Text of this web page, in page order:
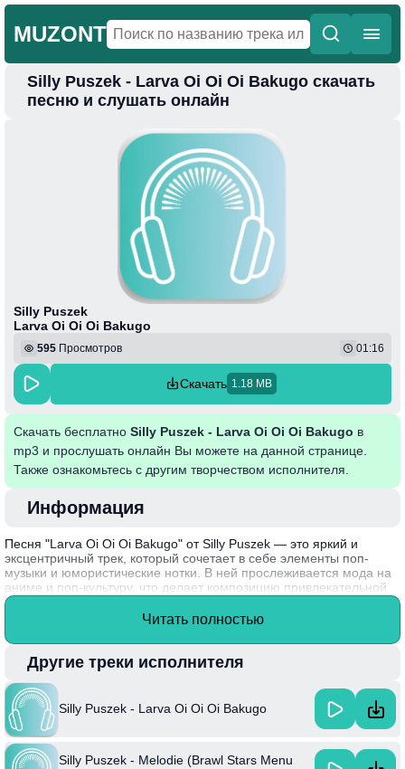
MUZONT
Главная
Silly Puszek - Larva Oi Oi Oi Bakugo скачать
песню и слушать онлайн
Silly Puszek
Larva Oi Oi Oi Bakugo
595 Просмотров 01:16
Скачать 1.18 MB
Скачать бесплатно Silly Puszek - Larva Oi Oi Oi Bakugo в
mp3 и прослушать онлайн Вы можете на данной странице.
Также ознакомьтесь с другим творчеством исполнителя.
Информация
Песня "Larva Oi Oi Oi Bakugo" от Silly Puszek — это яркий и
эксцентричный трек, который сочетает в себе элементы поп-
музыки и юмористические нотки. В ней прослеживается мода на
аниме и поп-культуру, что делает композицию привлекательной
для молодежной аудитории. Содержание песни наполнено
абсурдными образами и игривыми фразами, что создает
различных музыкальных жанров, что делает трек разнообразным
и насыщенным.
Сilly Puszek активно экспериментирует с музыкальными стилями,
что выделяет его среди других исполнителей на современной
сцене. Факт: песня была выпущена в рамках нескольких поп-
умных проектов, объединяющих анимацию и музыку.
Читать полностью
Другие треки исполнителя
Silly Puszek - Larva Oi Oi Oi Bakugo
Silly Puszek - Melodie (Brawl Stars Menu